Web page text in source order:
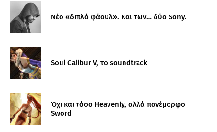
Νέο «διπλό φάουλ». Και των… δύο Sony.
Soul Calibur V, το soundtrack
Όχι και τόσο Heavenly, αλλά πανέμορφο
Sword